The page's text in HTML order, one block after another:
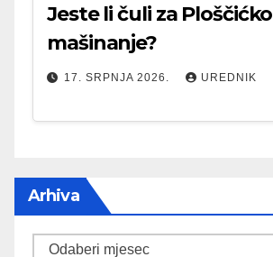
Jeste li čuli za Ploščićko
mašinanje?
17. SRPNJA 2026. UREDNIK
Arhiva
Arhiva